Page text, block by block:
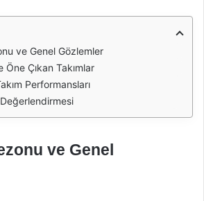
ve Genel Gözlemler
Öne Çıkan Takımlar
Performansları
ve Genel